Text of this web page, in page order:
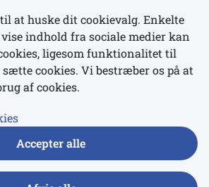
at huske dit cookievalg. Enkelte
indhold fra sociale medier kan
ligesom funktionalitet til
cookies. Vi bestræber os på at
af cookies.
Accepter alle